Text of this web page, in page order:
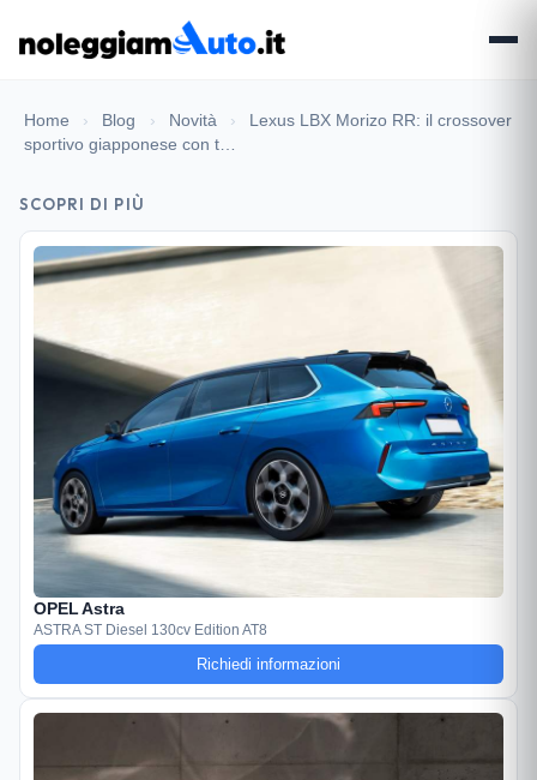
Home › Blog › Novità ›
Lexus LBX Morizo RR: il crossover
sportivo giapponese con t…
SCOPRI DI PIÙ
OPEL Astra
ASTRA ST Diesel 130cv Edition AT8
Richiedi informazioni